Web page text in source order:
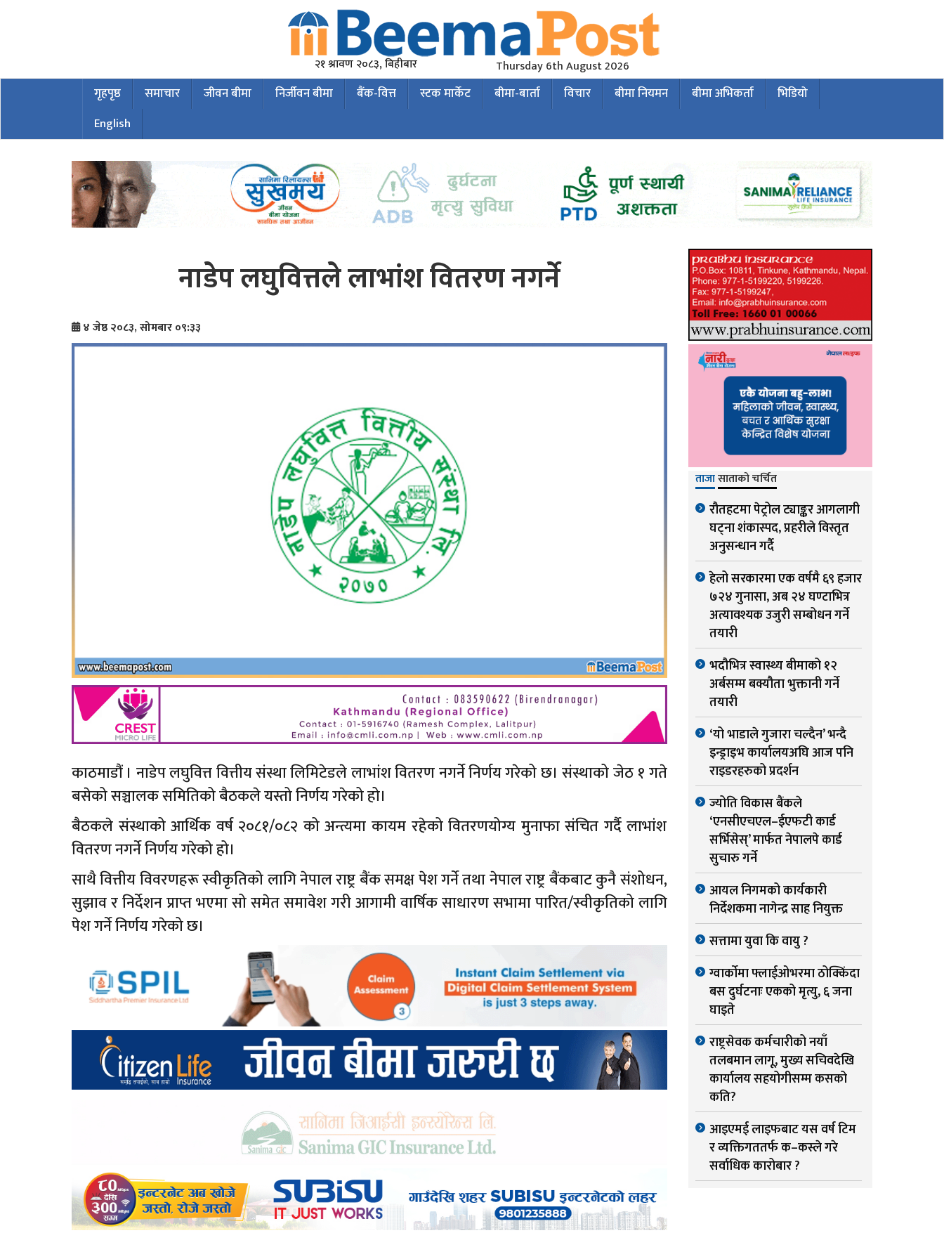
२१ श्रावण २०८३, बिहीबार Thursday 6th August 2026
गृहपृष्ठ समाचार जीवन बीमा निर्जीवन बीमा बैंक-वित्त स्टक मार्केट बीमा-बार्ता विचार बीमा नियमन बीमा अभिकर्ता
भिडियो
English
नाडेप लघुवित्तले लाभांश वितरण नगर्ने
४ जेष्ठ २०८३, सोमबार ०९:३३
काठमाडौं । नाडेप लघुवित्त वित्तीय संस्था लिमिटेडले लाभांश वितरण नगर्ने निर्णय गरेको छ। संस्थाको जेठ १ गते
बसेको सञ्चालक समितिको बैठकले यस्तो निर्णय गरेको हो।
बैठकले संस्थाको आर्थिक वर्ष २०८१/०८२ को अन्त्यमा कायम रहेको वितरणयोग्य मुनाफा संचित गर्दै लाभांश
वितरण नगर्ने निर्णय गरेको हो।
साथै वित्तीय विवरणहरू स्वीकृतिको लागि नेपाल राष्ट्र बैंक समक्ष पेश गर्ने तथा नेपाल राष्ट्र बैंकबाट कुनै संशोधन,
सुझाव र निर्देशन प्राप्त भएमा सो समेत समावेश गरी आगामी वार्षिक साधारण सभामा पारित/स्वीकृतिको लागि
पेश गर्ने निर्णय गरेको छ।
ताजासाताको चर्चित
रौतहटमा पेट्रोल ट्याङ्कर आगलागी
घट्ना शंकास्पद, प्रहरीले विस्तृत
अनुसन्धान गर्दै
हेलो सरकारमा एक वर्षमै ६९ हजार
७२४ गुनासा, अब २४ घण्टाभित्र
अत्यावश्यक उजुरी सम्बोधन गर्ने
तयारी
भदौभित्र स्वास्थ्य बीमाको १२
अर्बसम्म बक्यौता भुक्तानी गर्ने
तयारी
‘यो भाडाले गुजारा चल्दैन’ भन्दै
इन्ड्राइभ कार्यालयअघि आज पनि
राइडरहरुको प्रदर्शन
ज्योति विकास बैंकले
‘एनसीएचएल–ईएफटी कार्ड
सर्भिसेस्’ मार्फत नेपालपे कार्ड
सुचारु गर्ने
आयल निगमको कार्यकारी
निर्देशकमा नागेन्द्र साह नियुक्त
सत्तामा युवा कि वायु ?
ग्वार्काेमा फ्लाईओभरमा ठोक्किंदा
बस दुर्घटनाः एकको मृत्यु, ६ जना
घाइते
राष्ट्रसेवक कर्मचारीको नयाँ
तलबमान लागू, मुख्य सचिवदेखि
कार्यालय सहयोगीसम्म कसको
कति?
आइएमई लाइफबाट यस वर्ष टिम
र व्यक्तिगततर्फ क–कस्ले गरे
सर्वाधिक कारोबार ?